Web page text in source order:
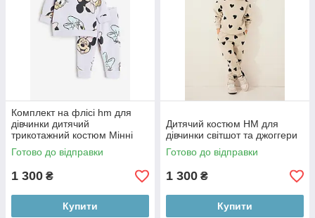
Комплект на флісі hm для
дівчинки дитячий
трикотажний костюм Мінні
Маус
Готово до відправки
1 300 ₴
Купити
Дитячий костюм НМ для
дівчинки світшот та джоггери
Готово до відправки
1 300 ₴
Купити